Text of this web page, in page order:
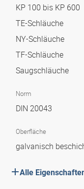
KP 100 bis KP 600
TE-Schläuche
NY-Schläuche
TF-Schläuche
Saugschläuche
Norm
DIN 20043
Oberfläche
galvanisch
Alle